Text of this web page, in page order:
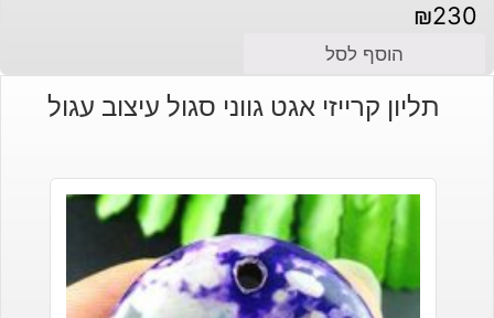
₪230
הוסף לסל
תליון קרייזי אגט גווני סגול עיצוב עגול